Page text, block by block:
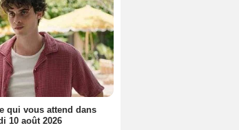
qui vous attend dans
10 août 2026